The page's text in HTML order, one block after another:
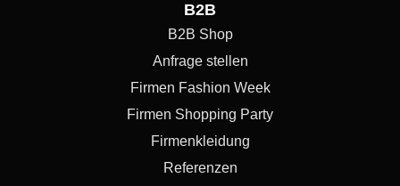
B2B
B2B Shop
Anfrage stellen
Firmen Fashion Week
Firmen Shopping Party
Firmenkleidung
Referenzen